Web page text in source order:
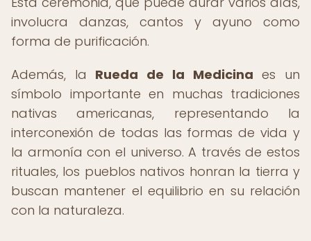
involucra danzas, cantos y ayuno como
forma de purificación.
Además, la Rueda de la Medicina es un
símbolo importante en muchas tradiciones
nativas americanas, representando la
interconexión de todas las formas de vida y
la armonía con el universo. A través de estos
rituales, los pueblos nativos honran la tierra y
buscan mantener el equilibrio en su relación
con la naturaleza.